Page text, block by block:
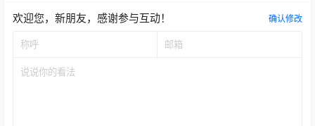
欢迎您，新朋友，感谢参与互动！ 确认修改